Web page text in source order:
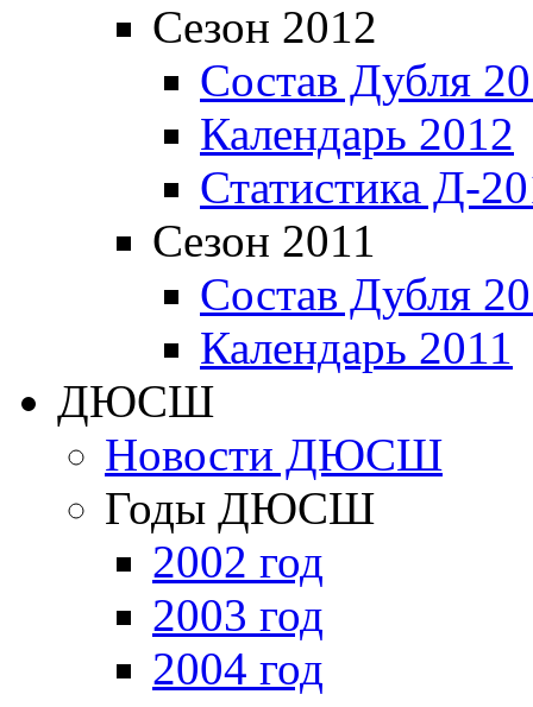
Сезон 2012
Состав Дубля
Календарь 2012
Статистика Д-
Сезон 2011
Состав Дубля
Календарь 2011
ДЮСШ
Новости ДЮСШ
Годы ДЮСШ
2002 год
2003 год
2004 год